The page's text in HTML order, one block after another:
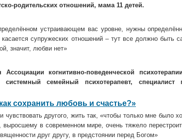
родительских отношений, мама 11 детей.
устраивающем вас уровне, нужны
супружеских отношений – тут все должно быть
значит, любви нет»
когнитивно-поведенческой
семейный психотерапевт, специалист
сохранить любовь и счастье?»
чувствовать другого, жить так, «чтобы только мне было
в современном мире, очень тяжело
друг другу, в предстоянии перед Богом»